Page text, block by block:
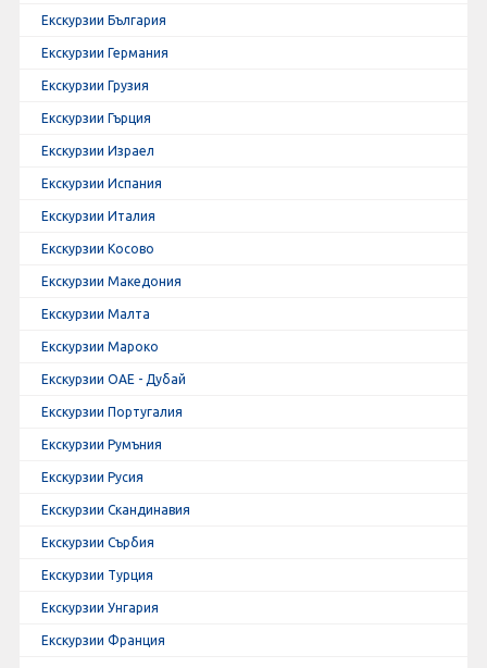
Екскурзии България
Екскурзии Германия
Екскурзии Грузия
Екскурзии Гърция
Екскурзии Израел
Екскурзии Испания
Екскурзии Италия
Екскурзии Косово
Екскурзии Македония
Екскурзии Малта
Екскурзии Мароко
Екскурзии ОАЕ - Дубай
Екскурзии Португалия
Екскурзии Румъния
Екскурзии Русия
Екскурзии Скандинавия
Екскурзии Сърбия
Екскурзии Турция
Екскурзии Унгария
Екскурзии Франция